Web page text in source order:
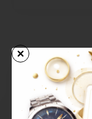
גוף השעון ורצועה עשויים פלדת אל -חלד 316L הידועה
מנגנון SWISS MADE RONDA 515 אנלוגי שווייצרי אמין